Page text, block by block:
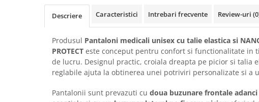
Rezerve instrumente scris
Tavite documente si suporturi
Ascutitori, radiere, agrafe
Curatenie si igiena
Descriere Caracteristici Intrebari frecvente Review-uri
Produsul Pantaloni medicali unisex cu talie elastica si
PROTECT este conceput pentru confort si functionalitate in
de lucru. Designul practic, croiala dreapta pe picior si talia
reglabile ajuta la obtinerea unei potriviri personalizate si a
Pantalonii sunt prevazuti cu doua buzunare frontale adanci